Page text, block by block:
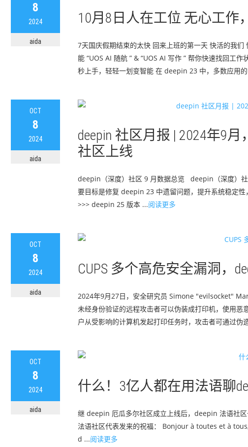
8
2024
aida
10月8日人在工位 无心工作
7天国庆假期结束的太快 回来上班的第一天 快活的我
能 “UOS AI 随航 ” & “UOS AI 写作 ” 帮你快速找回工
秒上手，轻轻一划变智能 在 deepin 23 中，多数应用
OCT
8
2024
aida
deepin 社区月报 | 2024年9
社区上线
deepin（深度）社区 9 月数据总览 deepin（深度）
要目标是修复 deepin 23 中遗留问题，提升系统稳定
>>> deepin 25 版本 ...阅读更多
OCT
8
2024
aida
CUPS 多个高危安全漏洞，
2024年9月27日，安全研究员 Simone "evilsocket"
未经身份验证的远程攻击者可以伪装成打印机，使用恶
户从受影响的计算机发起打印任务时，攻击者可通过伪
OCT
8
2024
aida
什么！3亿人都在用法语聊
继 deepin 厄瓜多尔社区成立上线后，deepin 法语社
法语社区代表发来的祝福： Bonjour à toutes et à
d ...阅读更多